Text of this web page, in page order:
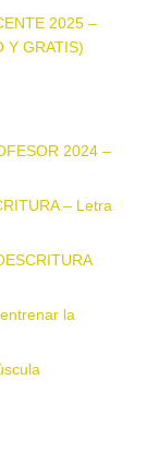
2025 –
Y GRATIS)
2024 –
– Letra
la